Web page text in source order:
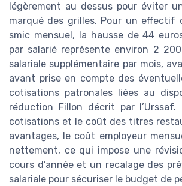
légèrement au dessus pour éviter
marqué des grilles. Pour un effectif
smic mensuel, la hausse de 44
par salarié représente environ 2
salariale supplémentaire par mois,
avant prise en compte des
cotisations patronales liées au
réduction Fillon décrit par
cotisations et le coût des titres
avantages, le coût employeur
nettement, ce qui impose une
cours d’année et un recalage des
salariale pour sécuriser le budget de